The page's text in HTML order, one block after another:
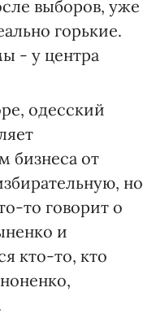
выборов, уже
горькие.
- у центра
одесский
бизнеса от
но
то говорит о
и
кто-то, кто